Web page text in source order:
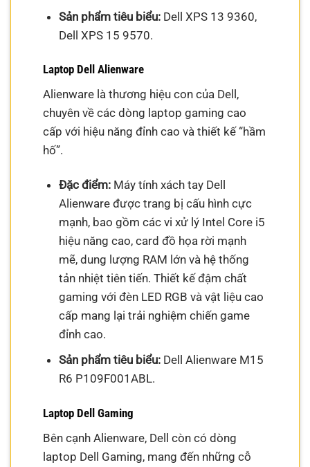
Sản phẩm tiêu biểu:Dell XPS 13 9360,
Dell XPS 15 9570.
Laptop Dell Alienware
Alienware là thương hiệu con của Dell,
chuyên về các dòng laptop gaming cao
cấp với hiệu năng đỉnh cao và thiết kế “hầm
hố”.
Đặc điểm:Máy tính xách tay Dell
Alienware được trang bị cấu hình cực
mạnh, bao gồm các vi xử lý Intel Core i5
hiệu năng cao, card đồ họa rời mạnh
mẽ, dung lượng RAM lớn và hệ thống
tản nhiệt tiên tiến. Thiết kế đậm chất
gaming với đèn LED RGB và vật liệu cao
cấp mang lại trải nghiệm chiến game
đỉnh cao.
Sản phẩm tiêu biểu:Dell Alienware M15
R6 P109F001ABL.
Laptop Dell Gaming
Bên cạnh Alienware, Dell còn có dòng
laptop Dell Gaming, mang đến những cỗ